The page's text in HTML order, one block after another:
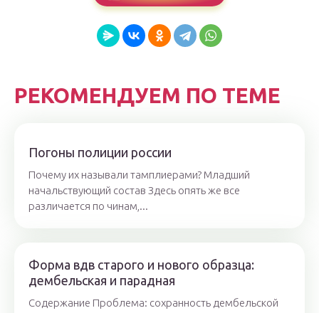
РЕКОМЕНДУЕМ ПО ТЕМЕ
Погоны полиции россии
Почему их называли тамплиерами? Младший
начальствующий состав Здесь опять же все
различается по чинам,...
Форма вдв старого и нового образца:
дембельская и парадная
Содержание Проблема: сохранность дембельской